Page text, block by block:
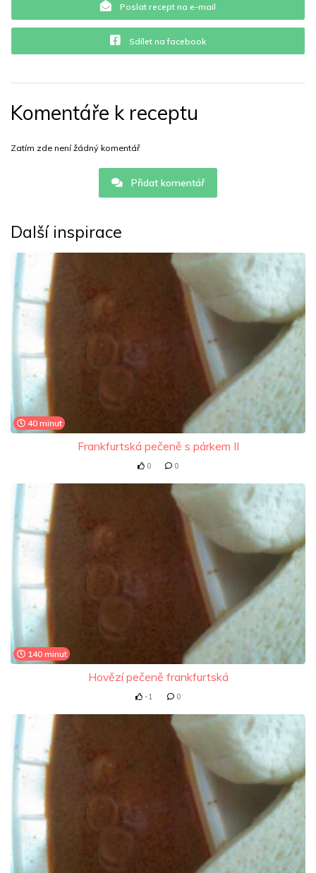
Poslat recept na e-mail
Sdílet na facebook
Komentáře k receptu
Zatím zde není žádný komentář
Přidat komentář
Další inspirace
40 minut
Frankfurtská pečeně s párkem II
0 0
140 minut
Hovězí pečeně frankfurtská
-1 0